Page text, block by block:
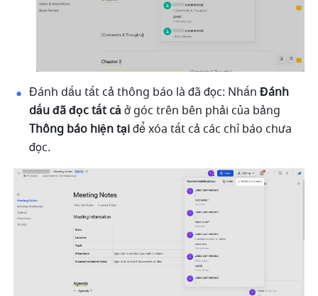
Đánh dấu tất cả thông báo là đã đọc: Nhấn Đánh
dấu đã đọc tất cả
Thông báo hiện tại để xóa tất cả các chỉ báo chưa
đọc.